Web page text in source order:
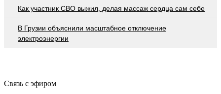
Как участник СВО выжил, делая массаж сердца сам себе
В Грузии объяснили масштабное отключение
электроэнергии
Связь с эфиром